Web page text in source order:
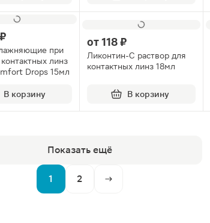
при
линз
Drops 15мл
В корзину
от118 ₽
Ликонтин-С раствор для
контактных линз 18мл
В корзину
Показать ещё
1 2